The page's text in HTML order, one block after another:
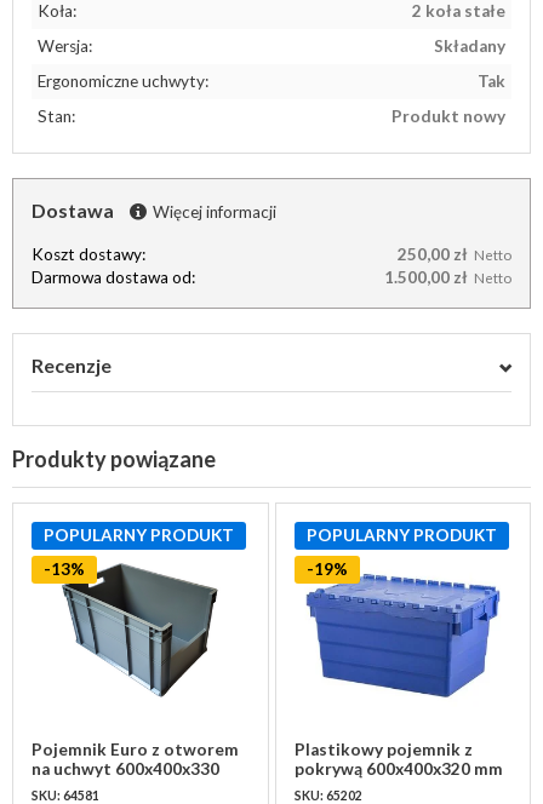
Koła:
2 koła stałe
Wersja:
Składany
Ergonomiczne uchwyty:
Tak
Stan:
Produkt nowy
Dostawa Więcej informacji
Koszt dostawy: 250,00 zł Netto
Darmowa dostawa od: 1.500,00 zł Netto
Recenzje
Produkty powiązane
POPULARNY PRODUKT
-13%
Pojemnik Euro z otworem
na uchwyt 600x400x330
mm - pojemność 65 litrów
SKU: 64581
POPULARNY PRODUKT
-19%
Plastikowy pojemnik z
pokrywą 600x400x320 mm
SKU: 65202